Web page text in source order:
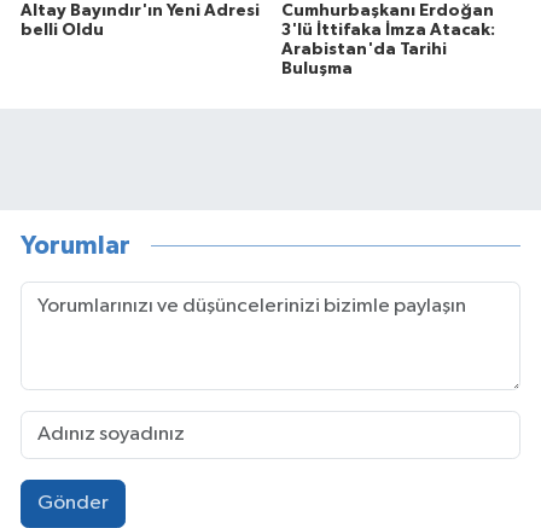
Altay Bayındır'ın Yeni Adresi
belli Oldu
Cumhurbaşkanı Erdoğan
3'lü İttifaka İmza Atacak:
Arabistan'da Tarihi
Buluşma
Yorumlar
Gönder